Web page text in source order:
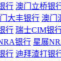
行 澳门立桥银
大丰银行 澳门
行 瑞士CIM银
银行 星展
行 迪拜渣打银